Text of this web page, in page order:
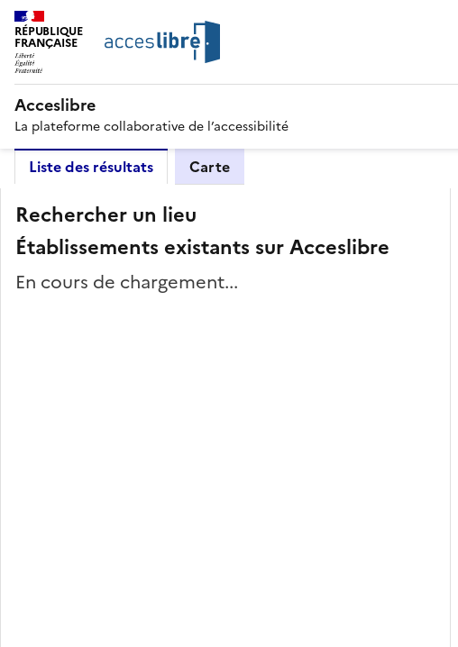
RÉPUBLIQUE
FRANÇAISE
Acceslibre
La plateforme collaborative de l’accessibilité
Liste des résultats Carte
Rechercher un lieu
Établissements existants sur Acceslibre
En cours de chargement...